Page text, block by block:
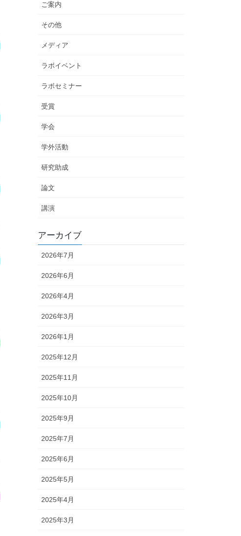
ご案内
その他
メディア
ラボイベント
ラボセミナー
受賞
学会
学外活動
研究助成
論文
講演
アーカイブ
2026年7月
2026年6月
2026年4月
2026年3月
2026年1月
2025年12月
2025年11月
2025年10月
2025年9月
2025年7月
2025年6月
2025年5月
2025年4月
2025年3月